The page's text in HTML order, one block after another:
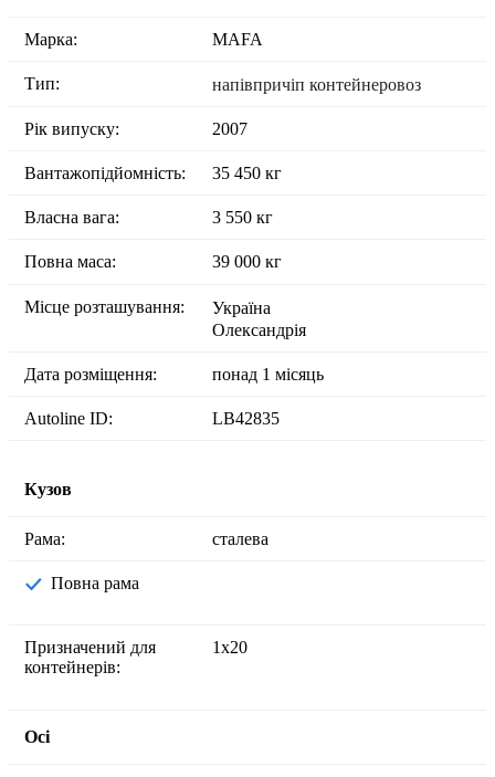
Марка: MAFA
Тип: напівпричіп контейнеровоз
Рік випуску: 2007
Вантажопідйомність: 35 450 кг
Власна вага: 3 550 кг
Повна маса: 39 000 кг
Місце розташування:
Україна
Олександрія
Дата розміщення: понад 1 місяць
Autoline ID: LB42835
Кузов
Рама: сталева
Повна рама
Призначений для
контейнерів:
1x20
Осі